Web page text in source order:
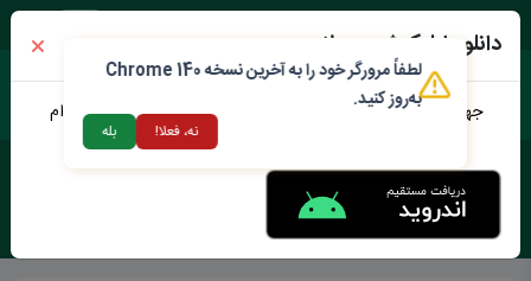
برچسب :سازمان مدیریت حمل و نقل
دانلود اپلیکیشن محلات من
جهت دانلود نرم افزار محلات من می توانید از طریق لینک زیر اقدام
لطفاً مرورگر خود را به آخرین نسخه Chrome 140
به‌روز کنید.
نه، فعلا! بله